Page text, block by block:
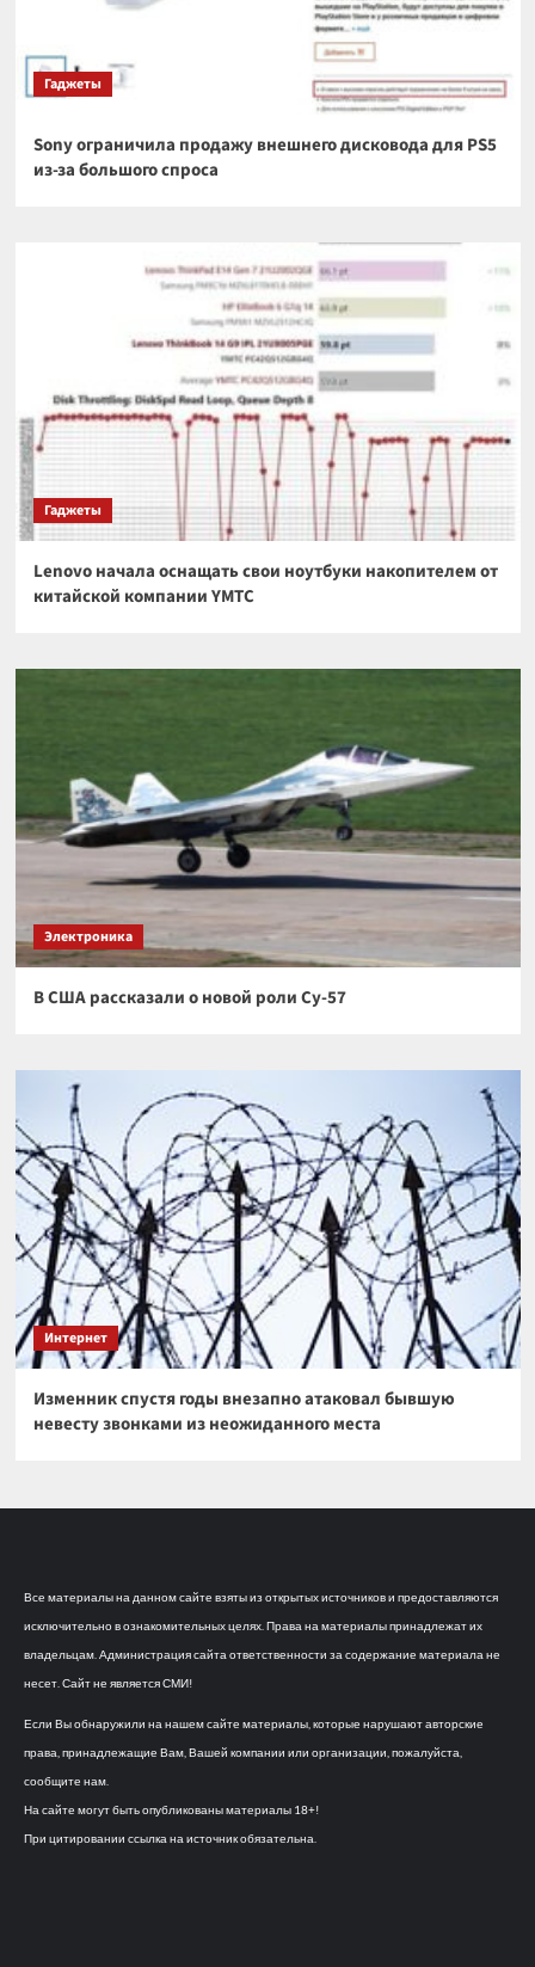
Гаджеты
Sony ограничила продажу внешнего дисковода для PS5
из-за большого спроса
Гаджеты
Lenovo начала оснащать свои ноутбуки накопителем от
китайской компании YMTC
Электроника
В США рассказали о новой роли Су-57
Интернет
Изменник спустя годы внезапно атаковал бывшую
невесту звонками из неожиданного места
Все материалы на данном сайте взяты из открытых источников и предоставляются
исключительно в ознакомительных целях. Права на материалы принадлежат их
владельцам. Администрация сайта ответственности за содержание материала не
несет. Сайт не является СМИ!
Если Вы обнаружили на нашем сайте материалы, которые нарушают авторские
права, принадлежащие Вам, Вашей компании или организации, пожалуйста,
сообщите нам.
На сайте могут быть опубликованы материалы 18+!
При цитировании ссылка на источник обязательна.